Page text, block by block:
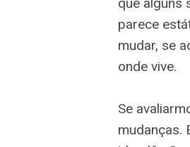
parece
mudar, se
onde vive.
Se
mudanças.